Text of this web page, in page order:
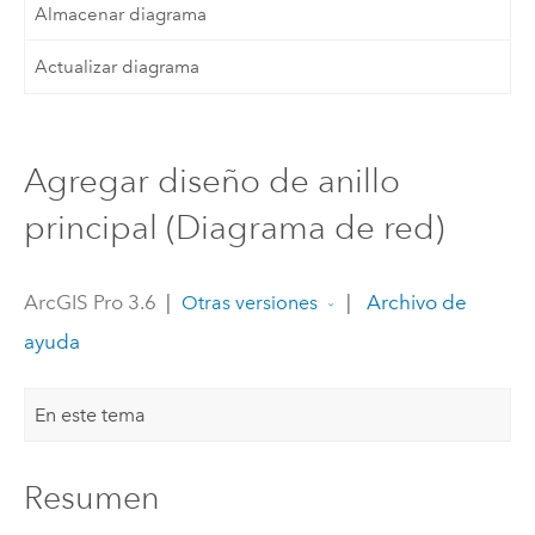
Almacenar diagrama
Actualizar diagrama
Agregar diseño de anillo
principal (Diagrama de red)
ArcGIS Pro 3.6 Otras versiones
Archivo de
ayuda
En este tema
Resumen